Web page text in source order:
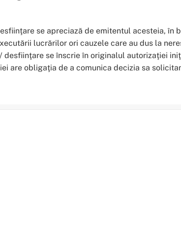
se apreciază de emitentul acesteia, în
lucrărilor ori cauzele care au dus la
se înscrie în originalul autorizaţiei
are obligaţia de a comunica decizia sa